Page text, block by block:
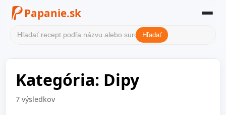
Papanie.sk
Filter receptov
Kategórie
Hľadať
Kategória: Dipy
7 výsledkov